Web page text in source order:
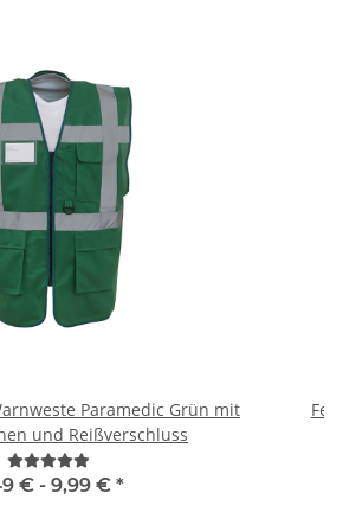
Paramedic Grün mit
und Reißverschluss
€ - 9,99 € *